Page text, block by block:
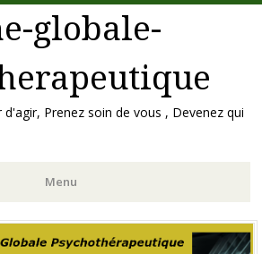
globale-
Prenez soin de vous , Devenez qui
Menu